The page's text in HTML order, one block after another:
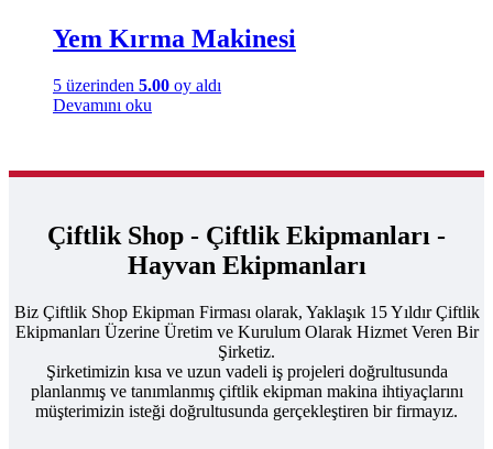
Yem Kırma Makinesi
5 üzerinden 5.00 oy aldı
Devamını oku
Çiftlik Shop - Çiftlik Ekipmanları -
Hayvan Ekipmanları
Biz Çiftlik Shop Ekipman Firması olarak, Yaklaşık 15 Yıldır Çiftlik
Ekipmanları Üzerine Üretim ve Kurulum Olarak Hizmet Veren Bir
Şirketiz.
Şirketimizin kısa ve uzun vadeli iş projeleri doğrultusunda
planlanmış ve tanımlanmış çiftlik ekipman makina ihtiyaçlarını
müşterimizin isteği doğrultusunda gerçekleştiren bir firmayız.